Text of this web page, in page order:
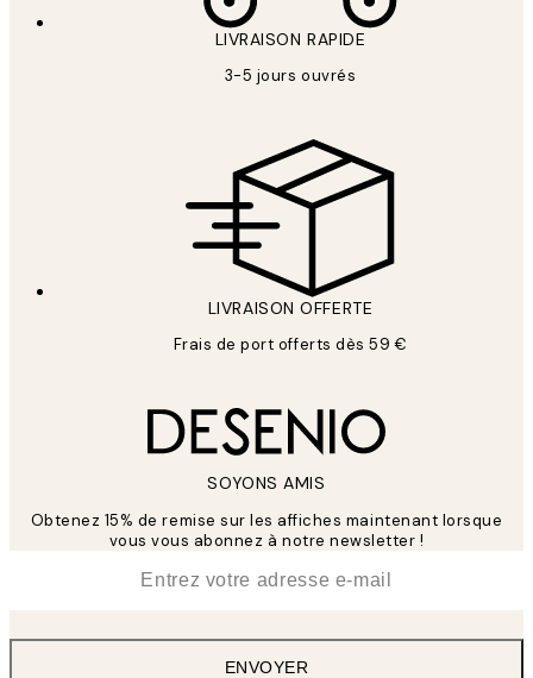
LIVRAISON RAPIDE
3-5 jours ouvrés
LIVRAISON OFFERTE
Frais de port offerts dès 59 €
SOYONS AMIS
Obtenez 15% de remise sur les affiches maintenant lorsque
vous vous abonnez à notre newsletter !
ENVOYER